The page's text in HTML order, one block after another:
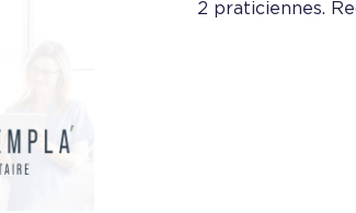
2 praticiennes.